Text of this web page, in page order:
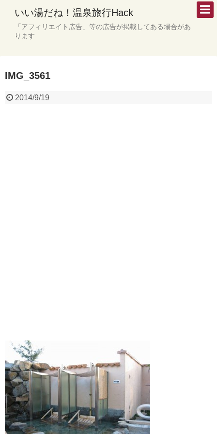
いい湯だね！温泉旅行Hack
「アフィリエイト広告」等の広告が掲載してある場合があ
ります
IMG_3561
2014/9/19